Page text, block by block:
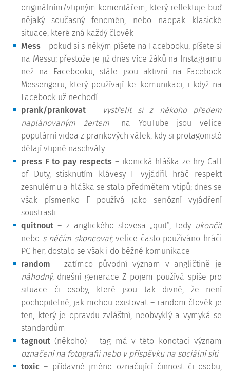
originálním/vtipným komentářem, který reflektuje buď
nějaký současný fenomén, nebo naopak klasické
situace, které zná každý člověk
Mess– pokud si s někým píšete na Facebooku, píšete si
na Messu; přestože je již dnes více žáků na Instagramu
než na Facebooku, stále jsou aktivní na Facebook
Messengeru, který používají ke komunikaci, i když na
Facebook už nechodí
prank/prankovat– vystřelit si z někoho předem
naplánovaným žertem– na YouTube jsou velice
populární videa z prankových válek, kdy si protagonisté
dělají vtipné naschvály
press F to pay respects – ikonická hláška ze hry Call
of Duty, stisknutím klávesy F vyjádřil hráč respekt
zesnulému a hláška se stala předmětem vtipů; dnes se
však písmenko F používá jako seriózní vyjádření
soustrasti
quitnout– z anglického slovesa „quit“, tedy ukončit
nebo s něčím skoncovat; velice často používáno hráči
PC her, dostalo se však i do běžné komunikace
random – zatímco původní význam v angličtině je
náhodný, dnešní generace Z pojem používá spíše pro
situace či osoby, které jsou tak divné, že není
pochopitelné, jak mohou existovat – random člověk je
ten, který je opravdu zvláštní, neobvyklý a vymyká se
standardům
tagnout (někoho) – tag má v této konotaci význam
označení na fotografii nebo v příspěvku na sociální síti
toxic– přídavné jméno označující činnost či osobu,